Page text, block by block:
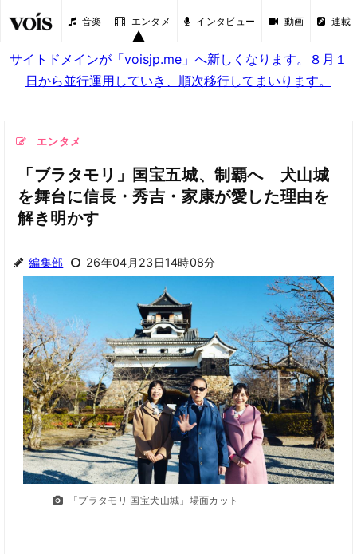
音楽 エンタメ インタビュー 動画 連載
サイトドメインが「voisjp.me」へ新しくなります。８月１
日から並行運用していき、順次移行してまいります。
エンタメ
「ブラタモリ」国宝五城、制覇へ 犬山城
を舞台に信長・秀吉・家康が愛した理由を
解き明かす
編集部 26年04月23日14時08分
「ブラタモリ 国宝犬山城」場面カット